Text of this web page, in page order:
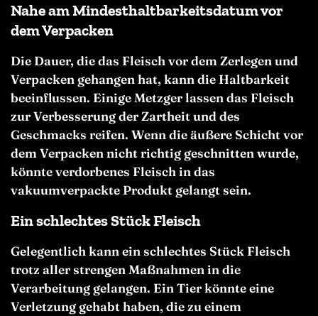
Nahe am Mindesthaltbarkeitsdatum vor
dem Verpacken
Die Dauer, die das Fleisch vor dem Zerlegen und
Verpacken gehangen hat, kann die Haltbarkeit
beeinflussen. Einige Metzger lassen das Fleisch
zur Verbesserung der Zartheit und des
Geschmacks reifen. Wenn die äußere Schicht vor
dem Verpacken nicht richtig geschnitten wurde,
könnte verdorbenes Fleisch in das
vakuumverpackte Produkt gelangt sein.
Ein schlechtes Stück Fleisch
Gelegentlich kann ein schlechtes Stück Fleisch
trotz aller strengen Maßnahmen in die
Verarbeitung gelangen. Ein Tier könnte eine
Verletzung gehabt haben, die zu einem